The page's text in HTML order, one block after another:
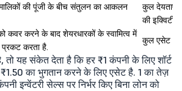
की पूंजी के बीच संतुलन का आकलन
कुल देयताएं
की इक्विटी
कवर करने के बाद शेयरधारकों के स्वामित्व में
करता है.
कुल एसेट -
तो यह संकेत देता है कि हर ₹1 कंपनी के लिए शॉर्ट
₹1.50 का भुगतान करने के लिए एसेट है. 1 का तेज़
इन्वेंटरी सेल्स पर निर्भर किए बिना लोन को